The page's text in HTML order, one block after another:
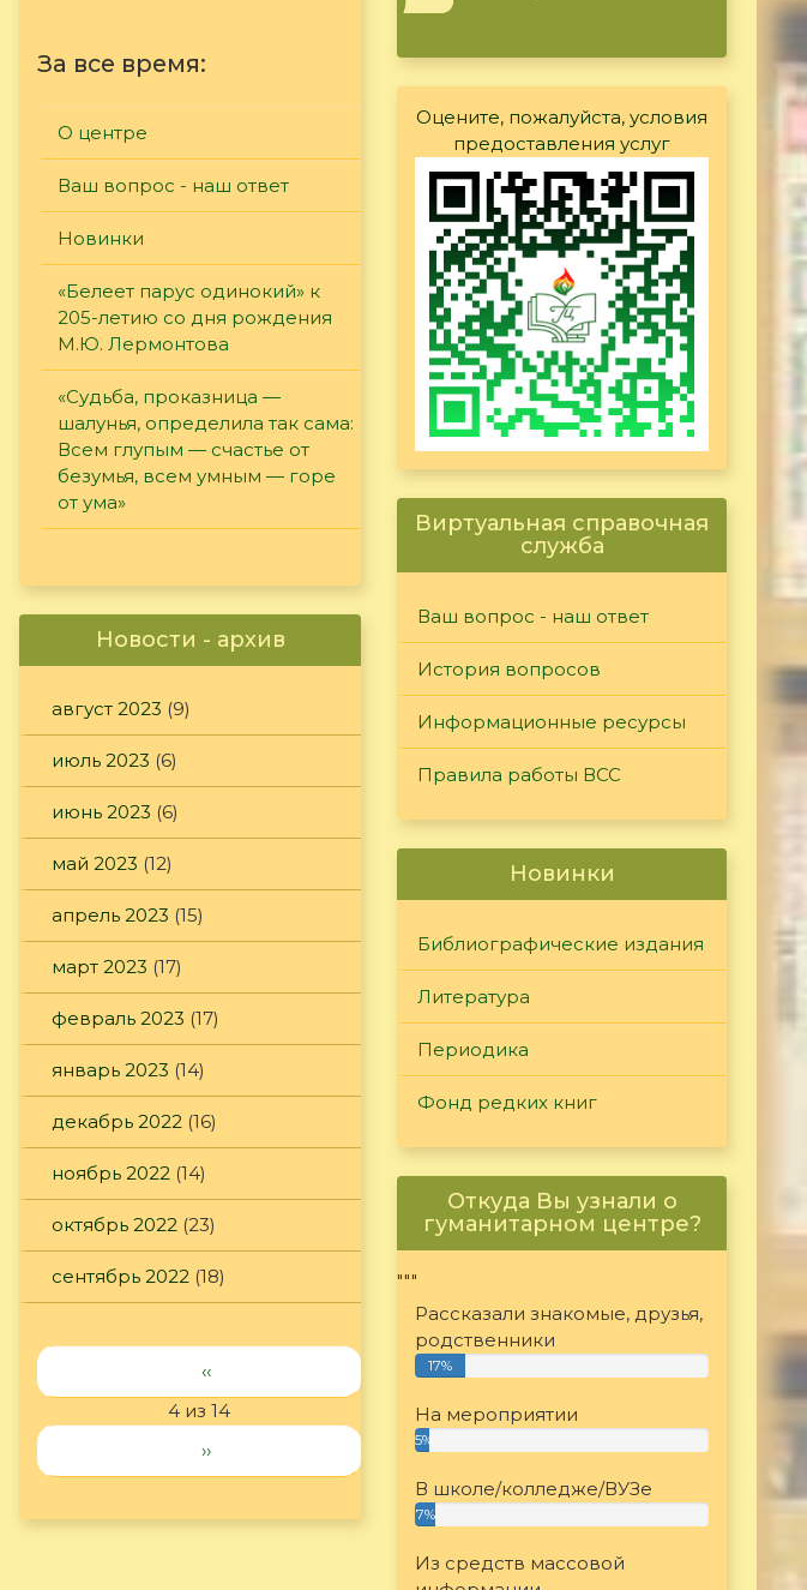
За все время:
О центре
Ваш вопрос - наш ответ
Новинки
«Белеет парус одинокий» к
205-летию со дня рождения
М.Ю. Лермонтова
«Судьба, проказница —
шалунья, определила так сама:
Всем глупым — счастье от
безумья, всем умным — горе
от ума»
Новости - архив
август 2023 (9)
июль 2023 (6)
июнь 2023 (6)
май 2023 (12)
апрель 2023 (15)
март 2023 (17)
февраль 2023 (17)
январь 2023 (14)
декабрь 2022 (16)
ноябрь 2022 (14)
октябрь 2022 (23)
сентябрь 2022 (18)
‹‹
4 из 14
››
Оцените, пожалуйста, условия
предоставления услуг
Виртуальная справочная
служба
Ваш вопрос - наш ответ
История вопросов
Информационные ресурсы
Правила работы ВСС
Новинки
Библиографические издания
Литература
Периодика
Фонд редких книг
Откуда Вы узнали о
гуманитарном центре?
"""
Рассказали знакомые, друзья,
родственники
17%
На мероприятии
5%
В школе/колледже/ВУЗе
7%
Из средств массовой